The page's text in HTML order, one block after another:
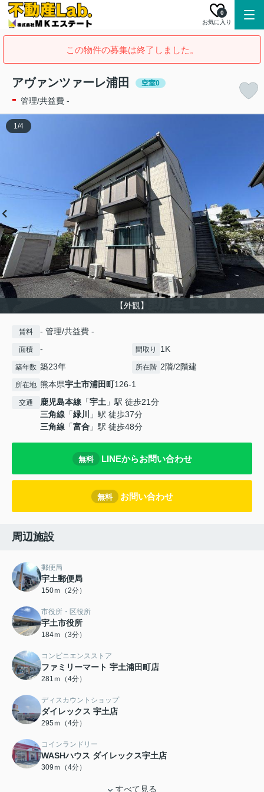
お気に入り
0
この物件の募集は終了しました。
アヴァンツァーレ浦田 空室0
- 管理/共益費 -
【外観】
1/4
賃料 - 管理/共益費 -
面積 - 間取り 1K
築年数 築23年 所在階 2階/2階建
所在地 熊本県宇土市浦田町126-1
交通 鹿児島本線 「宇土 」駅 徒歩21分
三角線 「緑川
」駅 徒歩37分
三角線 「富合 」駅 徒歩48分
無料 LINEからお問い合わせ
無料 お問い合わせ
周辺施設
郵便局
宇土郵便局
150ｍ（2分）
市役所・区役所
宇土市役所
184ｍ（3分）
コンビニエンスストア
ファミリーマート 宇土浦田町店
281ｍ（4分）
ディスカウントショップ
ダイレックス 宇土店
295ｍ（4分）
コインランドリー
WASHハウス ダイレックス宇土店
309ｍ（4分）
すべて見る